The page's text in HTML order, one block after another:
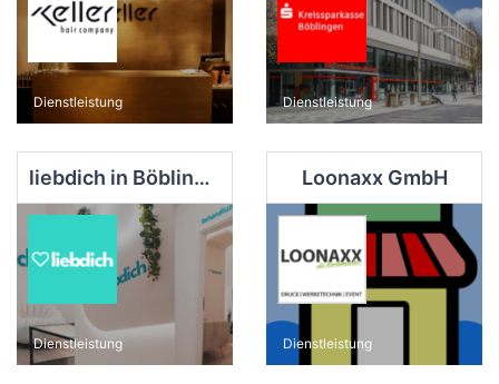
Dienstleistung Dienstleistung
liebdich in Böblingen
Dienstleistung
Loonaxx GmbH
Dienstleistung